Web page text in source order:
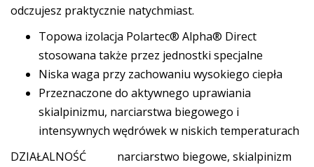
odczujesz praktycznie natychmiast.
Topowa izolacja Polartec® Alpha® Direct
stosowana także przez jednostki specjalne
Niska waga przy zachowaniu wysokiego ciepła
Przeznaczone do aktywnego uprawiania
skialpinizmu, narciarstwa biegowego i
intensywnych wędrówek w niskich temperaturach
DZIAŁALNOŚĆ
narciarstwo biegowe, skialpinizm